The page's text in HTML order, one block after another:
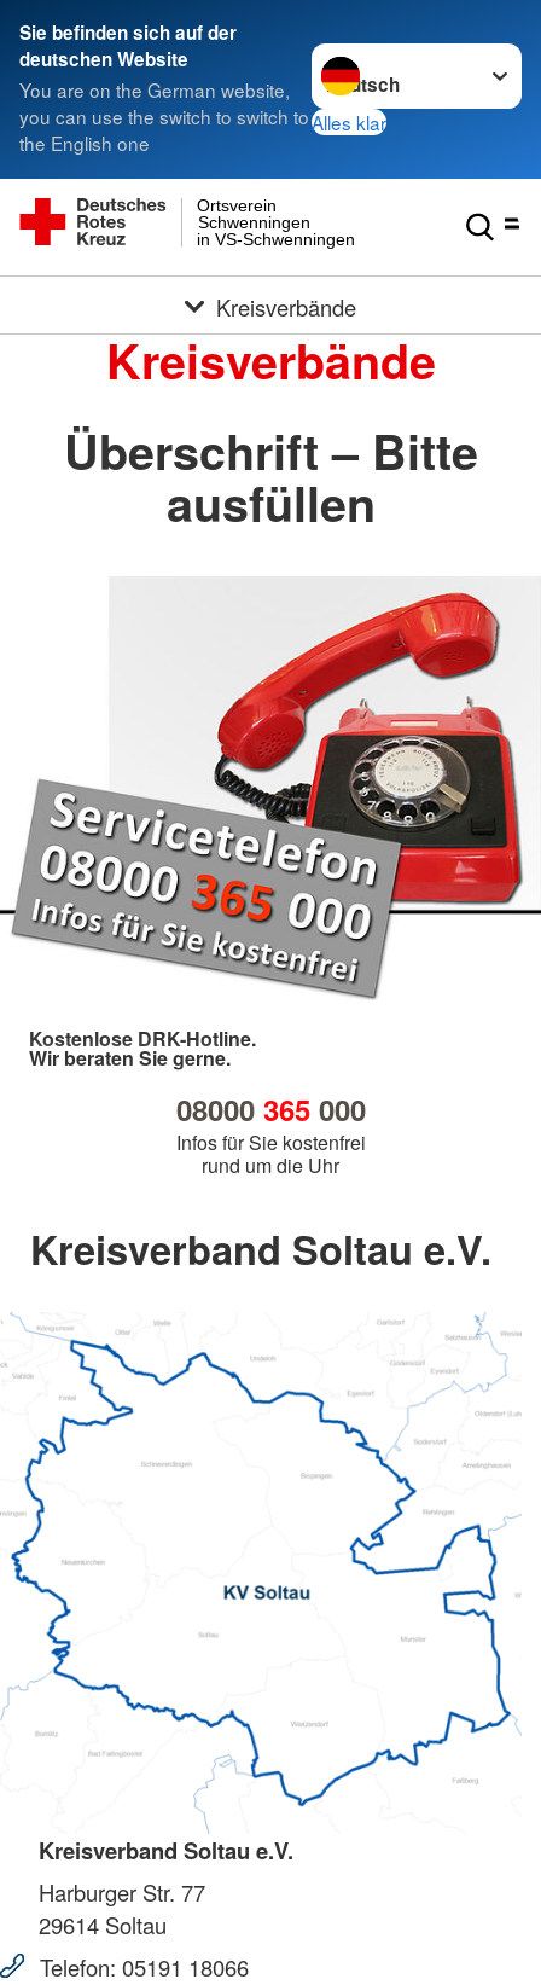
Sie befinden sich auf der
deutschen Website
You are on the German website,
you can use the switch to switch to
the English one
Sprache wechseln zu
Alles klar
in VS-Schwenningen
Schwenningen
Ortsverein
Kreisverbände
Kreisverbände
Überschrift – Bitte
ausfüllen
Kostenlose DRK-Hotline.
Wir beraten Sie gerne.
08000 365000
Infos für Sie kostenfrei
rund um die Uhr
Kreisverband Soltau e.V.
Kreisverband Soltau e.V.
Harburger Str. 77
29614 Soltau
Telefon: 05191 18066